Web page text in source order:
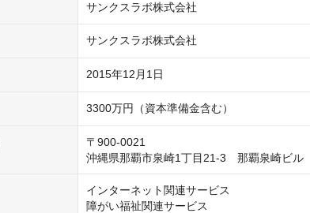
サンクスラボ株式会社
サンクスラボ株式会社
2015年12月1日
3300万円（資本準備金含む）
〒900-0021
沖縄県那覇市泉崎1丁目21-3　那覇泉崎ビル
インターネット関連サービス
障がい福祉関連サービス